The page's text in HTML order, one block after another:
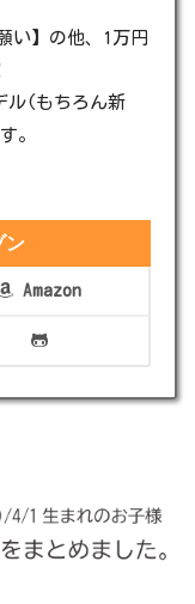
い】の他、1万円
ル(もちろん新
。
ン
Amazon